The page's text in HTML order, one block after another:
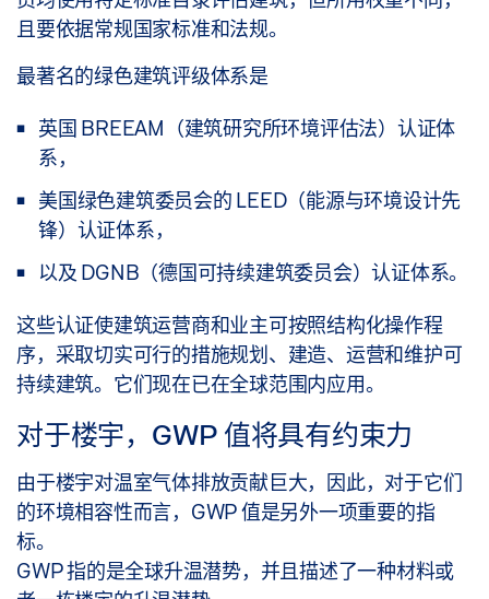
且要依据常规国家标准和法规。
最著名的绿色建筑评级体系是
英国 BREEAM（建筑研究所环境评估法）认证体
系，
美国绿色建筑委员会的 LEED（能源与环境设计先
锋）认证体系，
以及 DGNB（德国可持续建筑委员会）认证体系。
这些认证使建筑运营商和业主可按照结构化操作程
序，采取切实可行的措施规划、建造、运营和维护可
持续建筑。它们现在已在全球范围内应用。
对于楼宇，GWP 值将具有约束力
由于楼宇对温室气体排放贡献巨大，因此，对于它们
的环境相容性而言，GWP 值是另外一项重要的指
标。
GWP 指的是全球升温潜势，并且描述了一种材料或